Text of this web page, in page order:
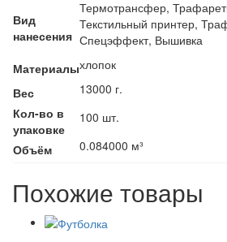
Вид
нанесения
Термотрансфер,
Текстильный принтер,
Спецэффект, Вышивка
Материалыхлопок
Вес
13000 г.
Кол-во в
упаковке
100 шт.
Объём
0.084000 м³
Похожие товары